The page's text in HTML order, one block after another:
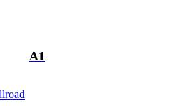
A1